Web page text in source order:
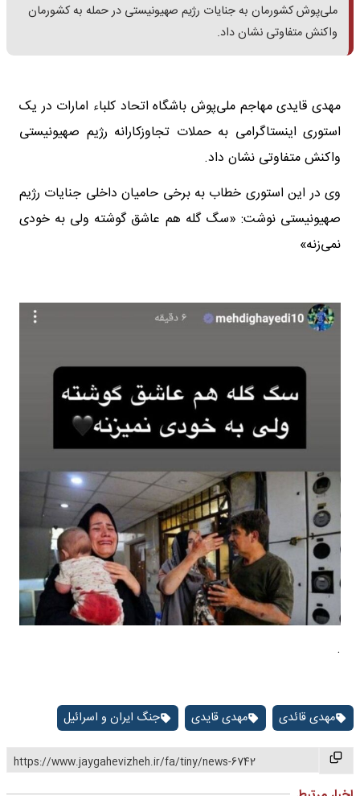
ملی‌پوش کشورمان به جنایات رژیم صهیونیستی در حمله به کشورمان
واکنش متفاوتی نشان داد.
مهدی قایدی مهاجم ملی‌پوش باشگاه اتحاد کلباء امارات در یک
استوری اینستاگرامی به حملات تجاوزکارانه رژیم صهیونیستی
واکنش متفاوتی نشان داد.
وی در این استوری خطاب به برخی حامیان داخلی جنایات رژیم
صهیونیستی نوشت: «سگ گله هم عاشق گوشته ولی به خودی
نمی‌زنه»
.
مهدی قائدی مهدی قایدی جنگ ایران و اسرائیل
https://www.jaygahevizheh.ir/fa/tiny/news-6742